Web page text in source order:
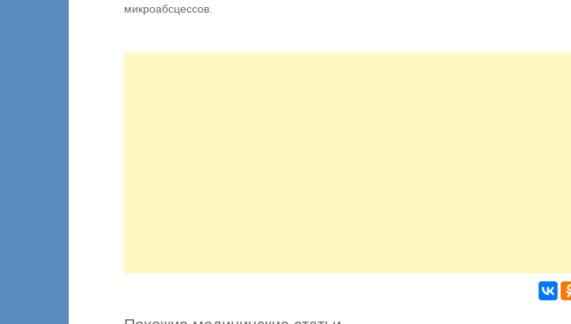
микроабсцессов.